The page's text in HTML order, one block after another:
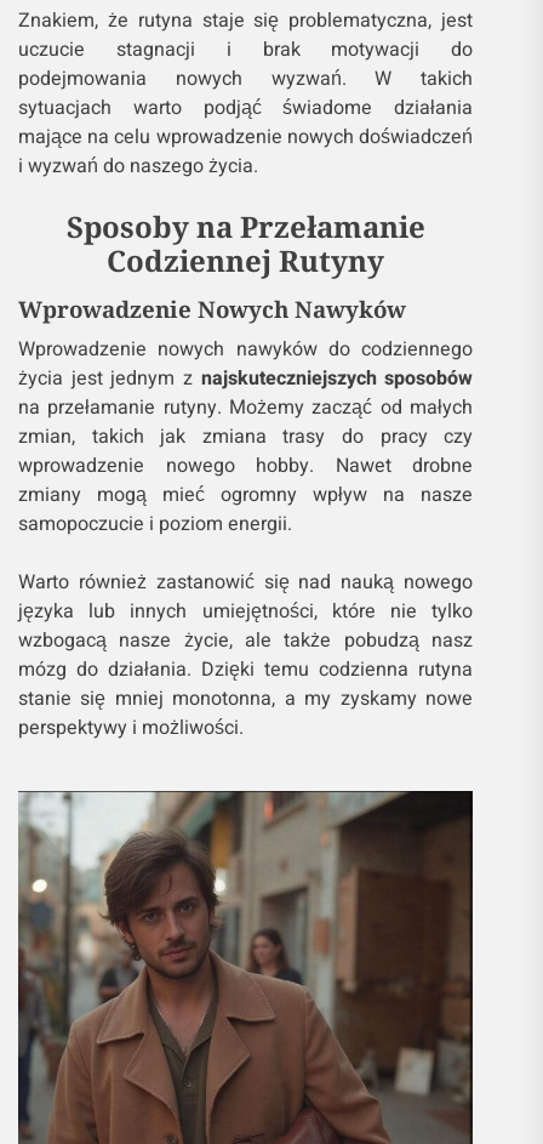
Znakiem, że rutyna staje się problematyczna, jest
uczucie stagnacji i brak motywacji do
podejmowania nowych wyzwań. W takich
sytuacjach warto podjąć świadome działania
mające na celu wprowadzenie nowych doświadczeń
i wyzwań do naszego życia.
Sposoby na Przełamanie
Codziennej Rutyny
Wprowadzenie Nowych Nawyków
Wprowadzenie nowych nawyków do codziennego
życia jest jednym z najskuteczniejszych sposobów
na przełamanie rutyny. Możemy zacząć od małych
zmian, takich jak zmiana trasy do pracy czy
wprowadzenie nowego hobby. Nawet drobne
zmiany mogą mieć ogromny wpływ na nasze
samopoczucie i poziom energii.
Warto również zastanowić się nad nauką nowego
języka lub innych umiejętności, które nie tylko
wzbogacą nasze życie, ale także pobudzą nasz
mózg do działania. Dzięki temu codzienna rutyna
stanie się mniej monotonna, a my zyskamy nowe
perspektywy i możliwości.